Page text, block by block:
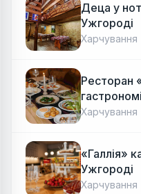
Деца у
Ужгороді
Харчування
Ресторан
Авторська
Харчування
«Галлія»
Ужгороді
Харчування